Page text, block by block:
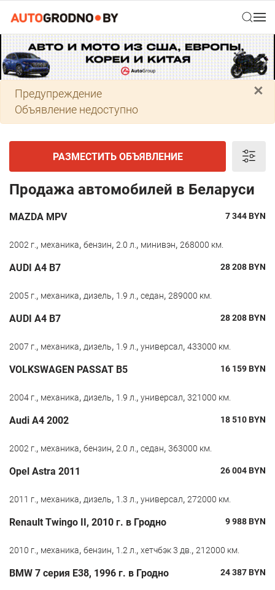
×
Предупреждение
Объявление недоступно
РАЗМЕСТИТЬ ОБЪЯВЛЕНИЕ
Продажа автомобилей в Беларуси
MAZDA MPV 7 344BYN
2002 г., механика, бензин, 2.0 л., минивэн, 268000 км.
AUDI A4 B7 28 208BYN
2005 г., механика, дизель, 1.9 л., седан, 289000 км.
AUDI A4 B7 28 208BYN
2007 г., механика, дизель, 1.9 л., универсал, 433000 км.
VOLKSWAGEN PASSAT B5 16 159BYN
2004 г., механика, дизель, 1.9 л., универсал, 321000 км.
Audi A4 2002 18 510BYN
2002 г., механика, бензин, 2.0 л., седан, 363000 км.
Opel Astra 2011 26 004BYN
2011 г., механика, дизель, 1.3 л., универсал, 272000 км.
Renault Twingo II, 2010 г. в Гродно 9 988BYN
2010 г., механика, бензин, 1.2 л., хетчбэк 3 дв., 212000 км.
BMW 7 серия E38, 1996 г. в Гродно 24 387BYN